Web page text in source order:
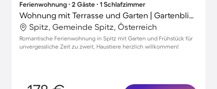
Ferienwohnung ∙ 2 Gäste ∙ 1 Schlafzimmer
Wohnung mit Terrasse und Garten | Gartenblick | Ideal für Homeoffice
Spitz, Gemeinde Spitz, Österreich
Romantische Ferienwohnung in Spitz mit Garten und Frühstück für
unvergessliche Zeit zu zweit, Haustiere herzlich willkommen!